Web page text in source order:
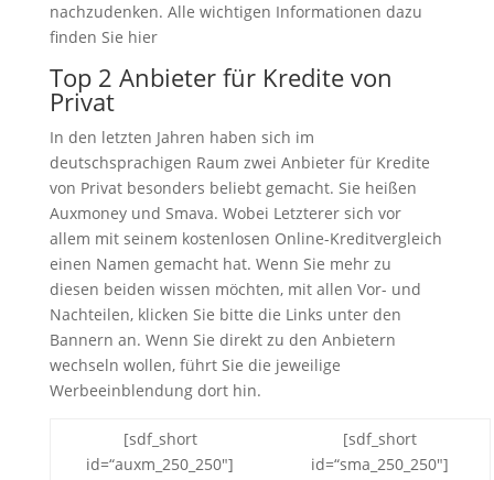
nachzudenken. Alle wichtigen Informationen dazu
finden Sie hier
Top 2 Anbieter für Kredite von
Privat
In den letzten Jahren haben sich im
deutschsprachigen Raum zwei Anbieter für Kredite
von Privat besonders beliebt gemacht. Sie heißen
Auxmoney und Smava. Wobei Letzterer sich vor
allem mit seinem kostenlosen Online-Kreditvergleich
einen Namen gemacht hat. Wenn Sie mehr zu
diesen beiden wissen möchten, mit allen Vor- und
Nachteilen, klicken Sie bitte die Links unter den
Bannern an. Wenn Sie direkt zu den Anbietern
wechseln wollen, führt Sie die jeweilige
Werbeeinblendung dort hin.
[sdf_short
id=“auxm_250_250″]
[sdf_short
id=“sma_250_250″]